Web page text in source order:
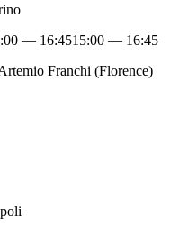
— 16:4515:00 — 16:45
Franchi (Florence)